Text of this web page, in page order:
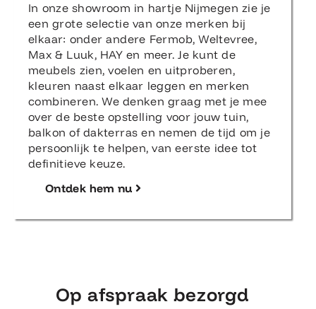
In onze showroom in hartje Nijmegen zie je
een grote selectie van onze merken bij
elkaar: onder andere Fermob, Weltevree,
Max & Luuk, HAY en meer. Je kunt de
meubels zien, voelen en uitproberen,
kleuren naast elkaar leggen en merken
combineren. We denken graag met je mee
over de beste opstelling voor jouw tuin,
balkon of dakterras en nemen de tijd om je
persoonlijk te helpen, van eerste idee tot
definitieve keuze.
Ontdek hem nu
Op afspraak bezorgd